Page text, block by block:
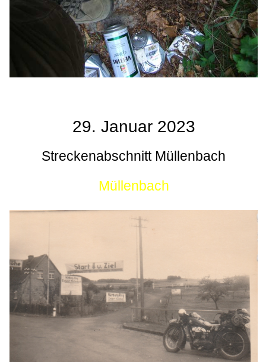
29. Januar 2023
Streckenabschnitt Müllenbach
Müllenbach